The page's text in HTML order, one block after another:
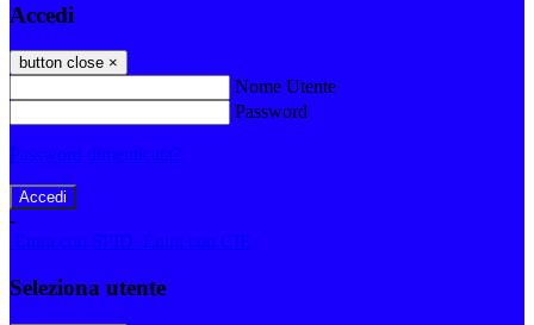
Accedi
button close ×
Nome Utente
Password
Password dimenticata?
-
Entra con SPID
Entra con CIE
Seleziona utente